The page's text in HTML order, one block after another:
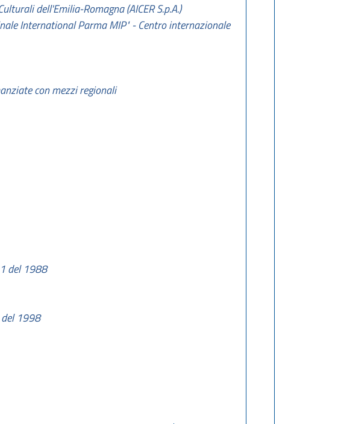
dell'Emilia-Romagna (AICER S.p.A.)
International Parma MIP" - Centro internazionale
con mezzi regionali
del 1988
1998